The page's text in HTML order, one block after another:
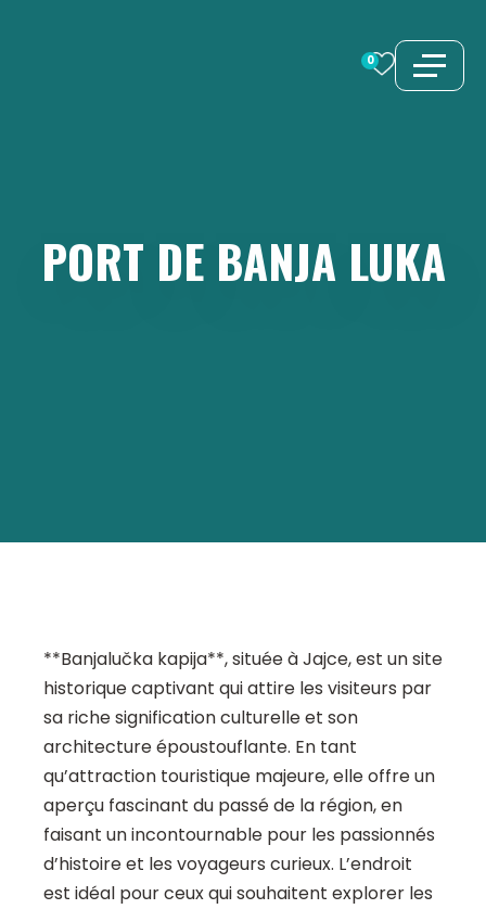
0
PORT DE BANJA LUKA
**Banjalučka kapija**, située à Jajce, est un site
historique captivant qui attire les visiteurs par
sa riche signification culturelle et son
architecture époustouflante. En tant
qu’attraction touristique majeure, elle offre un
aperçu fascinant du passé de la région, en
faisant un incontournable pour les passionnés
d’histoire et les voyageurs curieux. L’endroit
est idéal pour ceux qui souhaitent explorer les